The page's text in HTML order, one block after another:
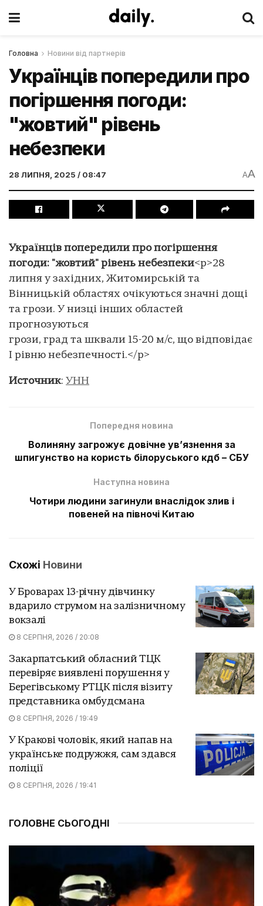
Головна Новини від партнерів
Українців попередили про
погіршення погоди:
"жовтий" рівень
небезпеки
28 ЛИПНЯ, 2025 / 08:47 AA
Українців попередили про погіршення
погоди: "жовтий" рівень небезпеки<p>28
липня у західних, Житомирській та
Вінницькій областях очікуються значні дощі
та грози. У низці інших областей
прогнозуються
грози, град та шквали 15-20 м/с, що відповідає
I рівню небезпечності.</p>
Источник: УНН
Попередня новина
Волиняну загрожує довічне увʼязнення за
шпигунство на користь білоруського кдб – СБУ
Наступна новина
Чотири людини загинули внаслідок злив і
повеней на півночі Китаю
Схожі Новини
У Броварах 13-річну дівчинку
вдарило струмом на залізничному
вокзалі
8 СЕРПНЯ, 2026 / 20:08
Закарпатський обласний ТЦК
перевіряє виявлені порушення у
Берегівському РТЦК після візиту
представника омбудсмана
8 СЕРПНЯ, 2026 / 19:49
У Кракові чоловік, який напав на
українське подружжя, сам здався
поліції
8 СЕРПНЯ, 2026 / 19:41
ГОЛОВНЕ СЬОГОДНІ